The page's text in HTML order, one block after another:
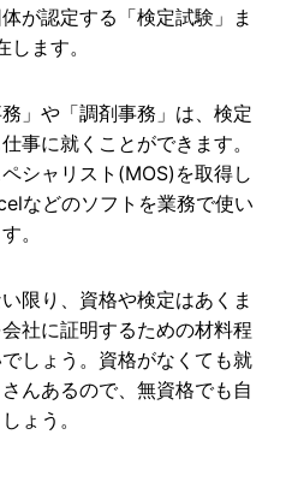
が認定する「検定試験」ま
ます。
」や「調剤事務」は、検定
事に就くことができます。
シャリスト(MOS)を取得し
などのソフトを業務で使い
。
限り、資格や検定はあくま
社に証明するための材料程
しょう。資格がなくても就
んあるので、無資格でも自
ょう。